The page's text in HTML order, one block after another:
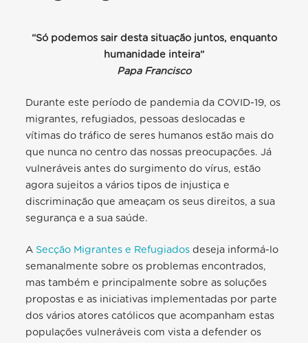
“Só podemos sair desta situação juntos, enquanto
humanidade inteira”
Papa Francisco
Durante este período de pandemia da COVID-19, os
migrantes, refugiados, pessoas deslocadas e
vítimas do tráfico de seres humanos estão mais do
que nunca no centro das nossas preocupações. Já
vulneráveis antes do surgimento do vírus, estão
agora sujeitos a vários tipos de injustiça e
discriminação que ameaçam os seus direitos, a sua
segurança e a sua saúde.
A Secção Migrantes e Refugiados deseja informá-lo
semanalmente sobre os problemas encontrados,
mas também e principalmente sobre as soluções
propostas e as iniciativas implementadas por parte
dos vários atores católicos que acompanham estas
populações vulneráveis com vista a defender os